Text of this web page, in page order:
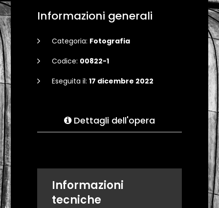
Informazioni generali
Categoria: Fotografia
Codice: 00822-1
Eseguita il: 17 dicembre 2022
Dettagli dell'opera
Informazioni
tecniche